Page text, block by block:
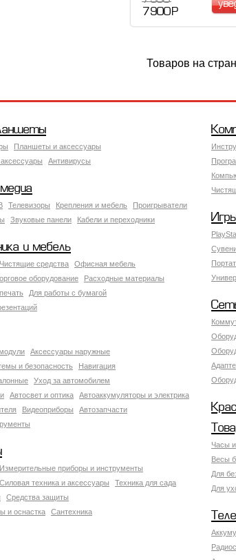
7 900 Р
Товаров на
Планшеты и аксессуары
Антивирусы
Телевизоры Крепления и мебель
Проигрыватели
Звуковые панели Кабели и переходники
и мебель
Чистящие средства
Офисная мебель
оборудование
Расходные материалы
Для работы с бумагой
Аксессуары наружные
и безопасность
Навигация
Уход за автомобилем
Автосвет и оптика
Автоаккумуляторы и электрика
Видеоприборы
Автозапчасти
Часы
Весы
Для
Для
Измерительные приборы и инструменты
Силовая техника и аксессуары
Техника для сада
Средства защиты
и оснастка
Сантехника